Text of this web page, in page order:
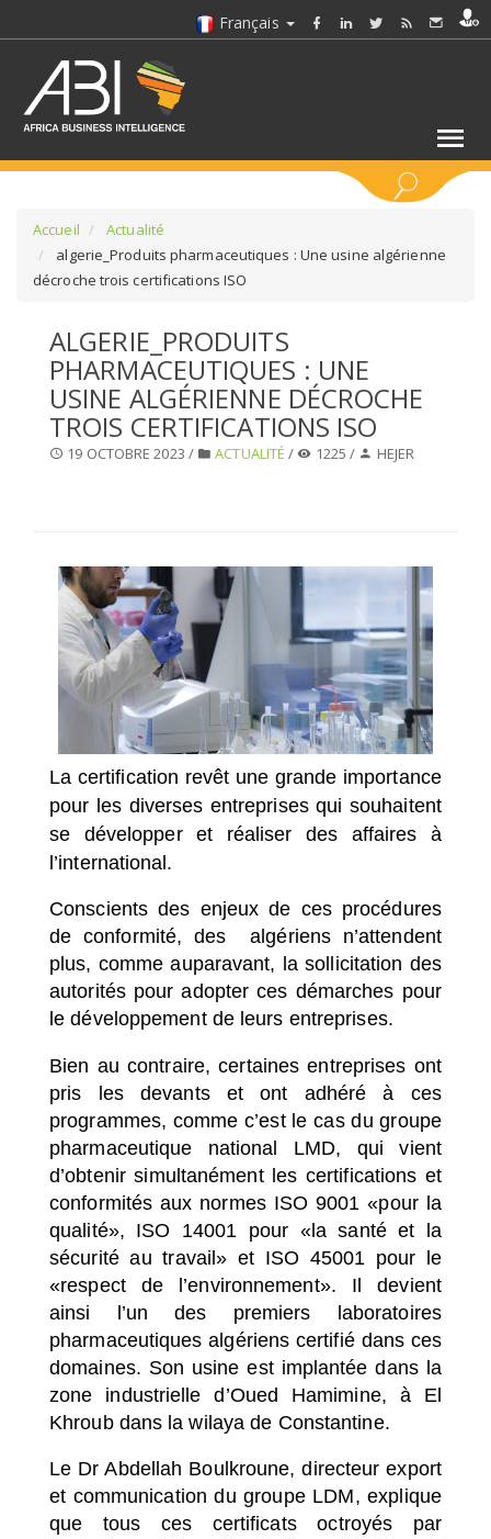
Français
SÉLECTIONNEZ UN DOSSIER
SELECTIONNEZ UNE SECTION
Accueil
Actualité
algerie_Produits pharmaceutiques : Une usine algérienne
décroche trois certifications ISO
ALGERIE_PRODUITS
PHARMACEUTIQUES : UNE
USINE ALGÉRIENNE DÉCROCHE
TROIS CERTIFICATIONS ISO
19 OCTOBRE 2023 / ACTUALITÉ / 1225 / HEJER
La certification revêt une grande importance
pour les diverses entreprises qui souhaitent
se développer et réaliser des affaires à
l’international.
Conscients des enjeux de ces procédures
de conformité, des algériens n’attendent
plus, comme auparavant, la sollicitation des
autorités pour adopter ces démarches pour
le développement de leurs entreprises.
Bien au contraire, certaines entreprises ont
pris les devants et ont adhéré à ces
programmes, comme c’est le cas du groupe
pharmaceutique national LMD, qui vient
d’obtenir simultanément les certifications et
conformités aux normes ISO 9001 «pour la
qualité», ISO 14001 pour «la santé et la
sécurité au travail» et ISO 45001 pour le
«respect de l’environnement». Il devient
ainsi l’un des premiers laboratoires
pharmaceutiques algériens certifié dans ces
domaines. Son usine est implantée dans la
zone industrielle d’Oued Hamimine, à El
Khroub dans la wilaya de Constantine.
Le Dr Abdellah Boulkroune, directeur export
et communication du groupe LDM, explique
que tous ces certificats octroyés par